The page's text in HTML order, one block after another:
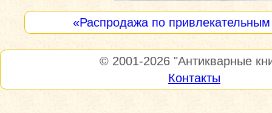
«Распродажа по
© 2001-2026 "Антикварные
Контакты